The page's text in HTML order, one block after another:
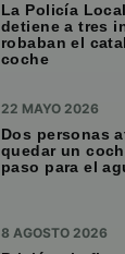
La Policía
detiene a tres
robaban el
coche
22 MAYO 2026
Dos personas
quedar un
paso para el
8 AGOSTO 2026